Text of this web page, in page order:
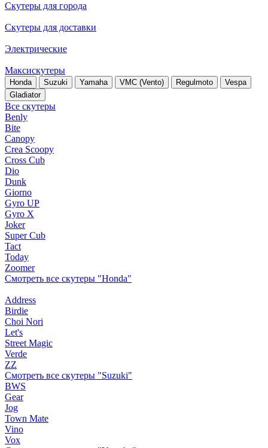
Скутеры для города
Скутеры для доставки
Электрические
Максискутеры
Honda Suzuki Yamaha VMC (Vento) Regulmoto
Vespa
Gladiator
Все скутеры
Benly
Bite
Canopy
Crea Scoopy
Cross Cub
Dio
Dunk
Giorno
Gyro UP
Gyro X
Joker
Super Cub
Tact
Today
Zoomer
Смотреть все скутеры "Honda"
Address
Birdie
Choi Nori
Let's
Street Magic
Verde
ZZ
Смотреть все скутеры "Suzuki"
BWS
Gear
Jog
Town Mate
Vino
Vox